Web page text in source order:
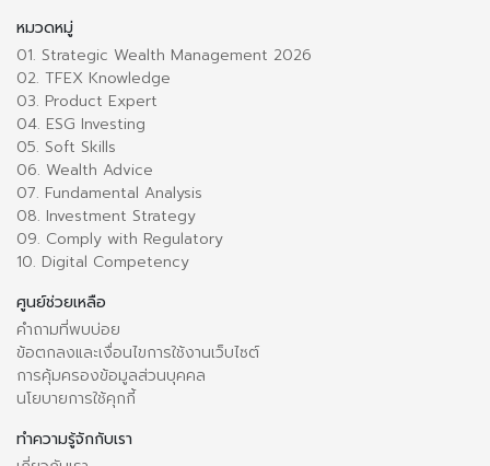
หมวดหมู่
01. Strategic Wealth Management 2026
02. TFEX Knowledge
03. Product Expert
04. ESG Investing
05. Soft Skills
06. Wealth Advice
07. Fundamental Analysis
08. Investment Strategy
09. Comply with Regulatory
10. Digital Competency
ศูนย์ช่วยเหลือ
คำถามที่พบบ่อย
ข้อตกลงและเงื่อนไขการใช้งานเว็บไซต์
การคุ้มครองข้อมูลส่วนบุคคล
นโยบายการใช้คุกกี้
ทำความรู้จักกับเรา